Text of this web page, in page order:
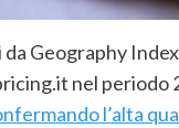
Geography
nel periodo
l’alta